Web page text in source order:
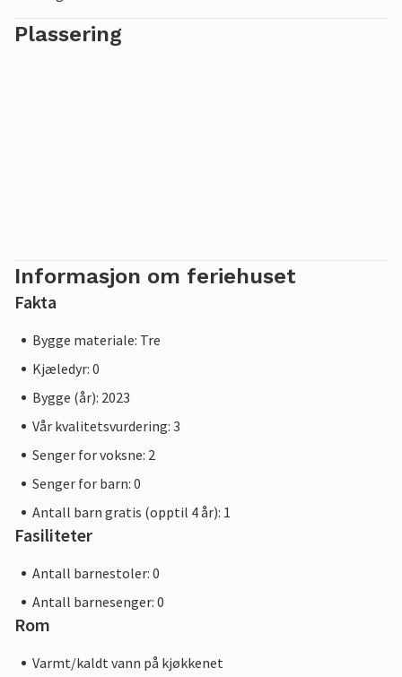
Plassering
Informasjon om feriehuset
Fakta
Bygge materiale: Tre
Kjæledyr: 0
Bygge (år): 2023
Vår kvalitetsvurdering: 3
Senger for voksne: 2
Senger for barn: 0
Antall barn gratis (opptil 4 år): 1
Fasiliteter
Antall barnestoler: 0
Antall barnesenger: 0
Rom
Varmt/kaldt vann på kjøkkenet